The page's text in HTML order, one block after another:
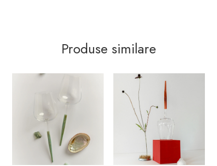
Produse similare